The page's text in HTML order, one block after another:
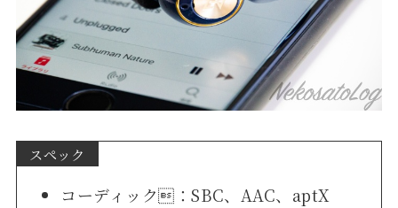
スペック
コーディック：SBC、AAC、aptX